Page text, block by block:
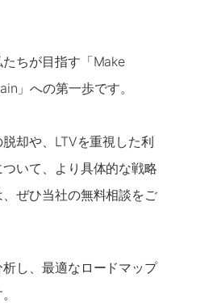
ちが目指す「Make
」への第一歩です。
却や、LTVを重視した利
いて、より具体的な戦略
ぜひ当社の無料相談をご
し、最適なロードマップ